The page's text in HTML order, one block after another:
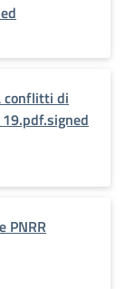
conflitti di
PNRR